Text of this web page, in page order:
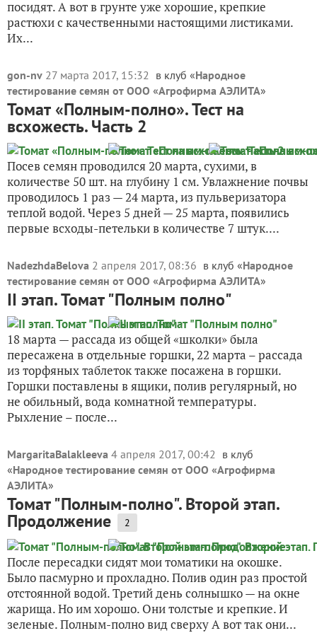
посидят. А вот в грунте уже хорошие, крепкие
растюхи с качественными настоящими листиками.
Их...
gon-nv 27 марта 2017, 15:32 в клуб «Народное
тестирование семян от ООО «Агрофирма АЭЛИТА»
Томат «Полным-полно». Тест на
всхожесть. Часть 2
Посев семян проводился 20 марта, сухими, в
количестве 50 шт. на глубину 1 см. Увлажнение почвы
проводилось 1 раз — 24 марта, из пульверизатора
теплой водой. Через 5 дней — 25 марта, появились
первые всходы-петельки в количестве 7 штук....
NadezhdaBelova 2 апреля 2017, 08:36 в клуб «Народное
тестирование семян от ООО «Агрофирма АЭЛИТА»
II этап. Томат "Полным полно"
18 марта — рассада из общей «школки» была
пересажена в отдельные горшки, 22 марта – рассада
из торфяных таблеток также посажена в горшки.
Горшки поставлены в ящики, полив регулярный, но
не обильный, вода комнатной температуры.
Рыхление – после...
MargaritaBalakleeva 4 апреля 2017, 00:42 в клуб
«Народное тестирование семян от ООО «Агрофирма
АЭЛИТА»
Томат "Полным-полно". Второй этап.
Продолжение 2
После пересадки сидят мои томатики на окошке.
Было пасмурно и прохладно. Полив один раз простой
отстоянной водой. Третий день солнышко — на окне
жарища. Но им хорошо. Они толстые и крепкие. И
зеленые. Полным-полно вид сверху А вот так они...